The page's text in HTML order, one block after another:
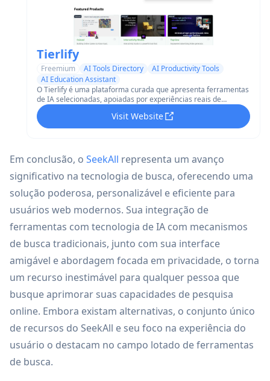
Tierlify
Freemium AI Tools Directory
AI Productivity Tools
AI Education Assistant
O Tierlify é uma plataforma curada que apresenta ferramentas
de IA selecionadas, apoiadas por experiências reais de
usuários.
Visit Website
Em conclusão, o SeekAll representa um avanço
significativo na tecnologia de busca, oferecendo uma
solução poderosa, personalizável e eficiente para
usuários web modernos. Sua integração de
ferramentas com tecnologia de IA com mecanismos
de busca tradicionais, junto com sua interface
amigável e abordagem focada em privacidade, o torna
um recurso inestimável para qualquer pessoa que
busque aprimorar suas capacidades de pesquisa
online. Embora existam alternativas, o conjunto único
de recursos do SeekAll e seu foco na experiência do
usuário o destacam no campo lotado de ferramentas
de busca.